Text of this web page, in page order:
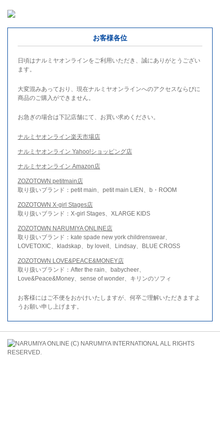
お客様各位
日頃はナルミヤオンラインをご利用いただき、誠にありがとうござい
ます。
大変混みあっており、現在ナルミヤオンラインへのアクセスならびに
商品のご購入ができません。
お急ぎの場合は下記店舗にて、お買い求めください。
ナルミヤオンライン楽天市場店
ナルミヤオンライン Yahoo!ショッピング店
ナルミヤオンライン Amazon店
ZOZOTOWN petitmain店
取り扱いブランド：petit main、petit main LIEN、b・ROOM
ZOZOTOWN X-girl Stages店
取り扱いブランド：X-girl Stages、XLARGE KIDS
ZOZOTOWN NARUMIYA ONLINE店
取り扱いブランド：kate spade new york childrenswear、
LOVETOXIC、kladskap、by loveit、Lindsay、BLUE CROSS
ZOZOTOWN LOVE&PEACE&MONEY店
取り扱いブランド：After the rain、babycheer、
Love&Peace&Money、sense of wonder、キリンのソフィ
お客様にはご不便をおかけいたしますが、何卒ご理解いただきますよ
うお願い申し上げます。